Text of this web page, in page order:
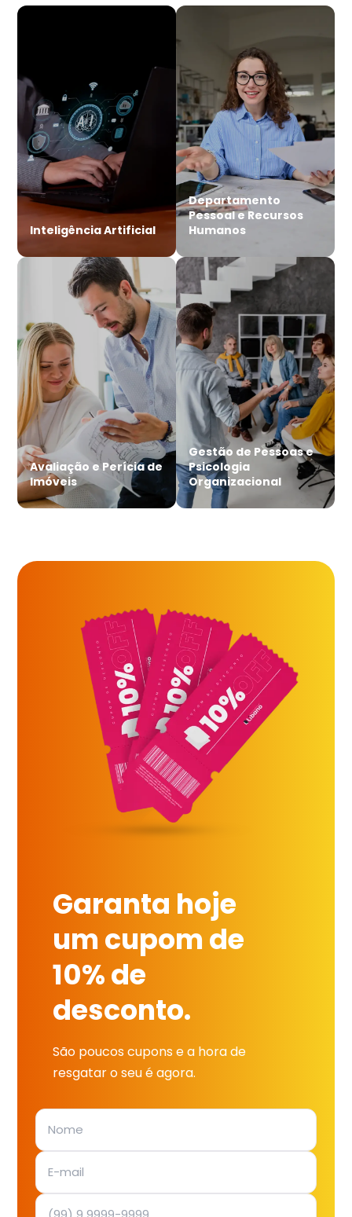
Inteligência Artificial
Departamento
Pessoal e Recursos
Humanos
Avaliação e Perícia de
Imóveis
Gestão de Pessoas e
Psicologia
Organizacional
Garanta hoje
um cupom de
10% de
desconto.
São poucos cupons e a hora de
resgatar o seu é agora.